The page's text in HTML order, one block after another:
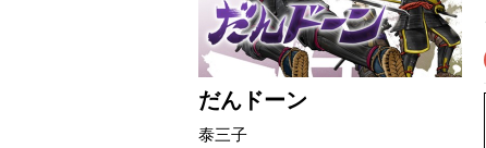
だんドーン
泰三子